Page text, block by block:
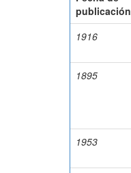
publicación
1916
1895
1953